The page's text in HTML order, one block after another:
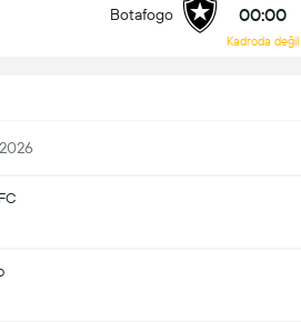
Botafogo 00:00
Kadroda değil